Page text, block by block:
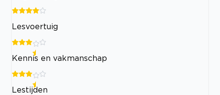
Lesvoertuig
Kennis en vakmanschap
Lestijden